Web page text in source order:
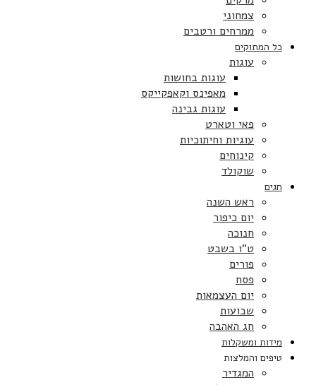
צמחוני
ממרחים ורטבים
כל המתוקים
עוגות
עוגות בחושות
מאפינס וקאפקייקס
עוגות גבינה
פאי וטארט
עוגיות וחיתוכיות
קינוחים
שוקולד
חגים
ראש השנה
יום כיפור
חנוכה
ט”ו בשבט
פורים
פסח
יום העצמאות
שבועות
חג האהבה
מידות ומשקלות
טיפים והמלצות
המגדיר